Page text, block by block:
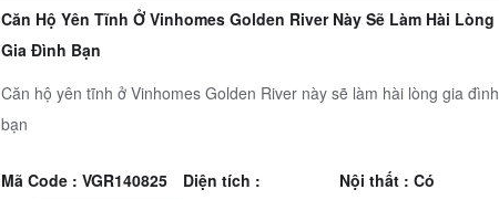
Căn Hộ Yên Tĩnh Ở Vinhomes Golden River Này Sẽ Làm Hài Lòng
Gia Đình Bạn
Căn hộ yên tĩnh ở Vinhomes Golden River này sẽ làm hài lòng gia đình
bạn
Mã Code : VGR140825 Diện tích :
Nội thất : Có